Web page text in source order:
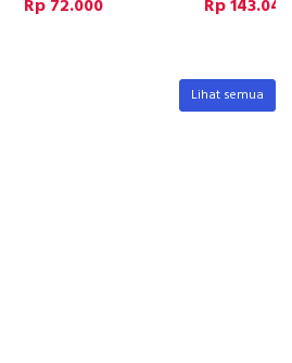
Rp 72.000 Rp 143.040
Lihat semua